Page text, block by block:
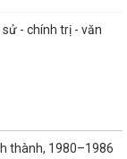
- chính trị - văn
thành, 1980–1986